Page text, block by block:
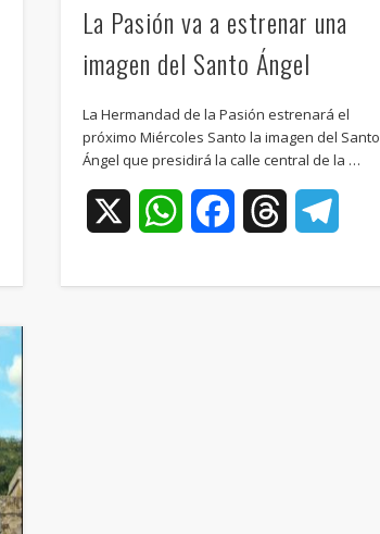
La Pasión va a estrenar una
imagen del Santo Ángel
La Hermandad de la Pasión estrenará el
próximo Miércoles Santo la imagen del Santo
Ángel que presidirá la calle central de la …
WhatsAppFacebookThreads